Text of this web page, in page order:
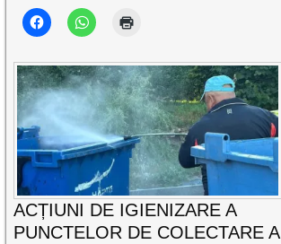
ACȚIUNI DE IGIENIZARE A
PUNCTELOR DE COLECTARE A